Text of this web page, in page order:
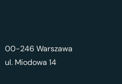
00-246 Warszawa
ul. Miodowa 14